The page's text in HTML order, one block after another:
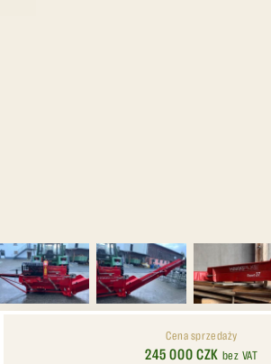
Cena sprzedaży
245 000 CZK bez VAT